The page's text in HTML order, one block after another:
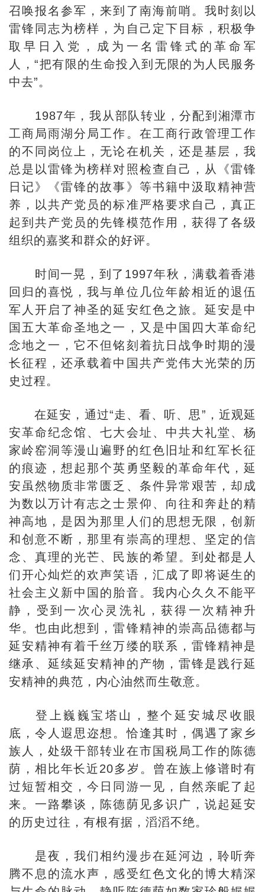
召唤报名参军，来到了南海前哨。我时刻以
雷锋同志为榜样，为自己定下目标，积极争
取早日入党，成为一名雷锋式的革命军
人，“把有限的生命投入到无限的为人民服务
中去”。
1987年，我从部队转业，分配到湘潭市
工商局雨湖分局工作。在工商行政管理工作
的不同岗位上，无论在机关，还是基层，我
总是以雷锋为榜样对照检查自己，从《雷锋
日记》《雷锋的故事》等书籍中汲取精神营
养，以共产党员的标准严格要求自己，真正
起到共产党员的先锋模范作用，获得了各级
组织的嘉奖和群众的好评。
时间一晃，到了1997年秋，满载着香港
回归的喜悦，我与单位几位年龄相近的退伍
军人开启了神圣的延安红色之旅。延安是中
国五大革命圣地之一，又是中国四大革命纪
念地之一，它不但铭刻着抗日战争时期的漫
长征程，还承载着中国共产党伟大光荣的历
史过程。
在延安，通过“走、看、听、思”，近观延
安革命纪念馆、七大会址、中共大礼堂、杨
家岭窑洞等漫山遍野的红色旧址和红军长征
的痕迹，想起那个英勇坚毅的革命年代，延
安虽然物质非常匮乏、条件异常艰苦，却成
为数以万计有志之士景仰、向往和奔赴的精
神高地，是因为那里人们的思想无限，创新
和创意不断，那里有崇高的理想、坚定的信
念、真理的光芒、民族的希望。到处都是人
们开心灿烂的欢声笑语，汇成了即将诞生的
社会主义新中国的胎音。我内心久久不能平
静，受到一次心灵洗礼，获得一次精神升
华。也由此想到，雷锋精神的崇高品德都与
延安精神有着千丝万缕的联系，雷锋精神是
继承、延续延安精神的产物，雷锋是践行延
安精神的典范，内心油然而生敬意。
登上巍巍宝塔山，整个延安城尽收眼
底，令人遐思迩想。恰逢其时，偶遇了家乡
族人，处级干部转业在市国税局工作的陈德
荫，相比年长近20多岁。曾在族上修谱时有
过短暂相交，今日同游一见，自然亲眤了起
来。一路攀谈，陈德荫见多识广，说起延安
的历史过往，有根有据，滔滔不绝。
是夜，我们相约漫步在延河边，聆听奔
腾不息的流水声，感受红色文化的博大精深